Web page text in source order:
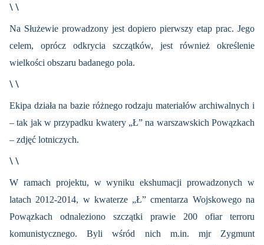
\ \
Na Służewie prowadzony jest dopiero pierwszy etap prac. Jego
celem, oprócz odkrycia szczątków, jest również określenie
wielkości obszaru badanego pola.
\ \
Ekipa działa na bazie różnego rodzaju materiałów archiwalnych i
– tak jak w przypadku kwatery „Ł” na warszawskich Powązkach
– zdjęć lotniczych.
\ \
W ramach projektu, w wyniku ekshumacji prowadzonych w
latach 2012-2014, w kwaterze „Ł” cmentarza Wojskowego na
Powązkach odnaleziono szczątki prawie 200 ofiar terroru
komunistycznego. Byli wśród nich m.in. mjr Zygmunt